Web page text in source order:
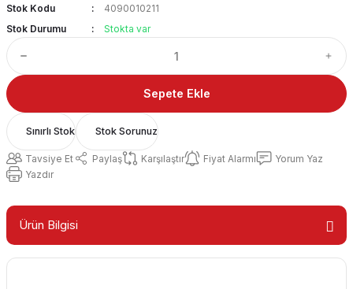
Stok Kodu
4090010211
Stok Durumu
Stokta var
Sepete Ekle
Sınırlı Stok Stok Sorunuz
Tavsiye Et Paylaş Karşılaştır Fiyat Alarmı
Yorum Yaz
Yazdır
Ürün Bilgisi